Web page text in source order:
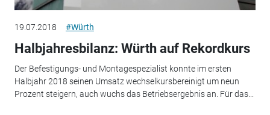
19.07.2018 #Würth
Halbjahresbilanz: Würth auf Rekordkurs
Der Befestigungs- und Montagespezialist konnte im ersten
Halbjahr 2018 seinen Umsatz wechselkursbereinigt um neun
Prozent steigern, auch wuchs das Betriebsergebnis an. Für das...